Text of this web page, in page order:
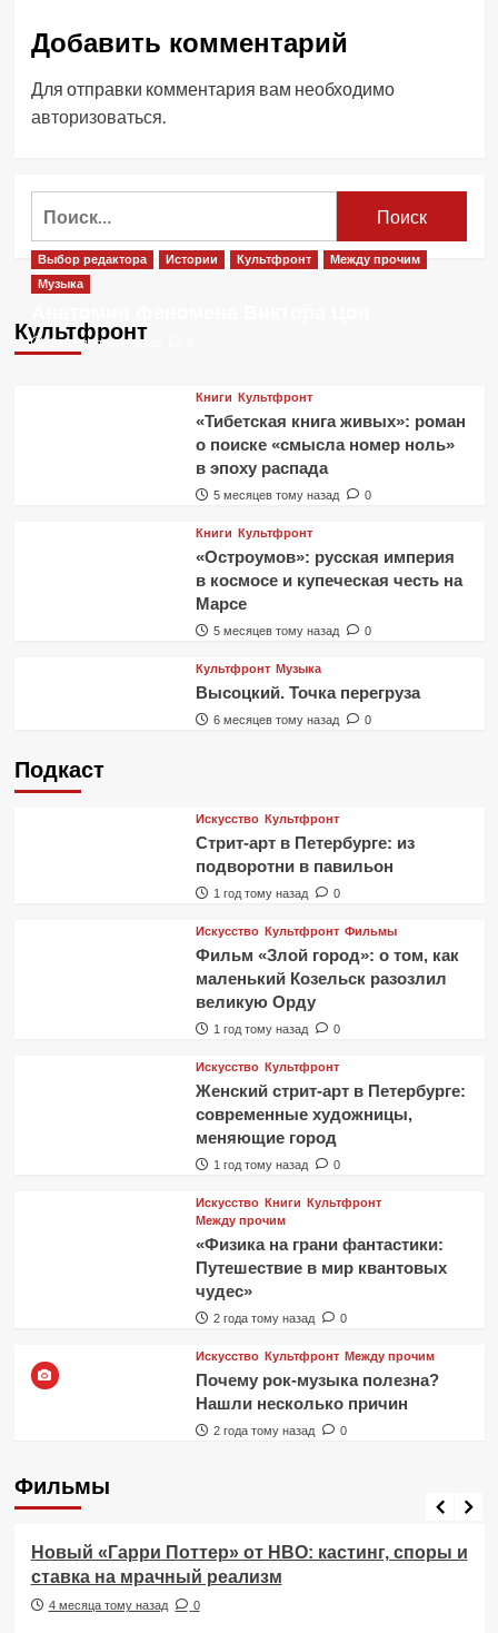
Добавить комментарий
Для отправки комментария вам необходимо
авторизоваться.
Культфронт
Выбор редактора Истории Культфронт
Между прочим
Музыка
1 месяц тому назад
Книги Культфронт
«Тибетская книга живых»: роман
о поиске «смысла номер ноль»
в эпоху распада
5 месяцев тому назад 0
Книги Культфронт
«Остроумов»: русская империя
в космосе и купеческая честь на
Марсе
5 месяцев тому назад 0
Культфронт Музыка
Высоцкий. Точка перегруза
6 месяцев тому назад 0
Подкаст
Искусство Культфронт
Стрит-арт в Петербурге: из
подворотни в павильон
1 год тому назад 0
Искусство Культфронт Фильмы
Фильм «Злой город»: о том, как
маленький Козельск разозлил
великую Орду
1 год тому назад 0
Искусство Культфронт
Женский стрит-арт в Петербурге:
современные художницы,
меняющие город
1 год тому назад 0
Искусство Книги Культфронт
Между прочим
«Физика на грани фантастики:
Путешествие в мир квантовых
чудес»
2 года тому назад 0
Искусство Культфронт Между прочим
Почему рок-музыка полезна?
Нашли несколько причин
2 года тому назад 0
Фильмы
Фильмы
Новый «Гарри Поттер» от HBO: кастинг, споры и
ставка на мрачный реализм
4 месяца тому назад 0